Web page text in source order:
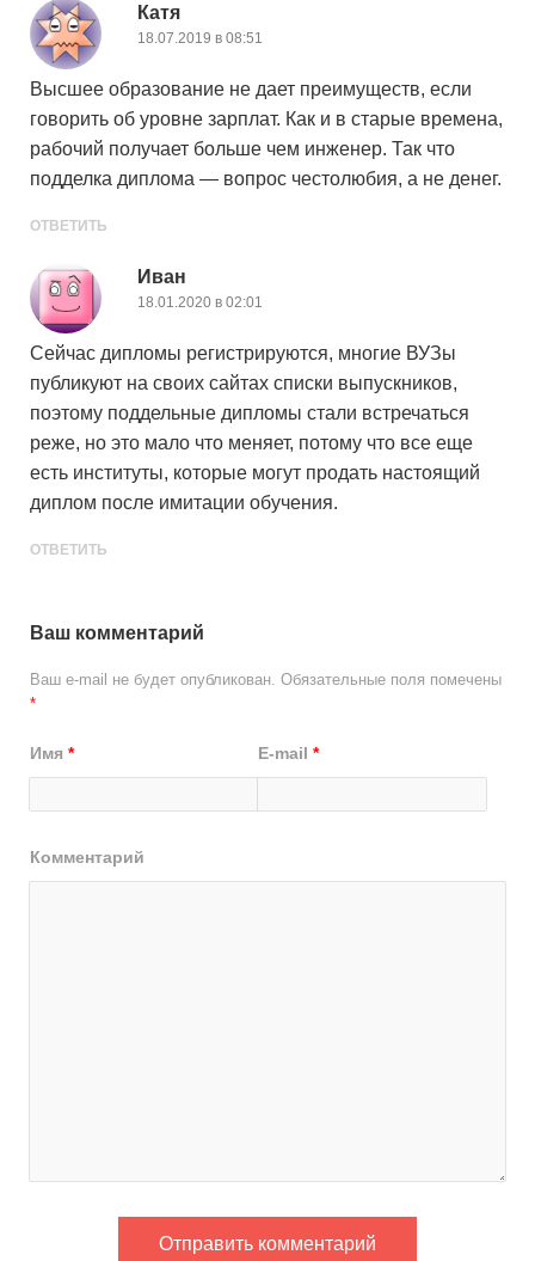
Катя
18.07.2019 в 08:51
Высшее образование не дает преимуществ, если
говорить об уровне зарплат. Как и в старые времена,
рабочий получает больше чем инженер. Так что
подделка диплома — вопрос честолюбия, а не денег.
ОТВЕТИТЬ
Иван
18.01.2020 в 02:01
Сейчас дипломы регистрируются, многие ВУЗы
публикуют на своих сайтах списки выпускников,
поэтому поддельные дипломы стали встречаться
реже, но это мало что меняет, потому что все еще
есть институты, которые могут продать настоящий
диплом после имитации обучения.
ОТВЕТИТЬ
Ваш комментарий
Ваш e-mail не будет опубликован. Обязательные поля помечены
*
Имя * E-mail*
Комментарий